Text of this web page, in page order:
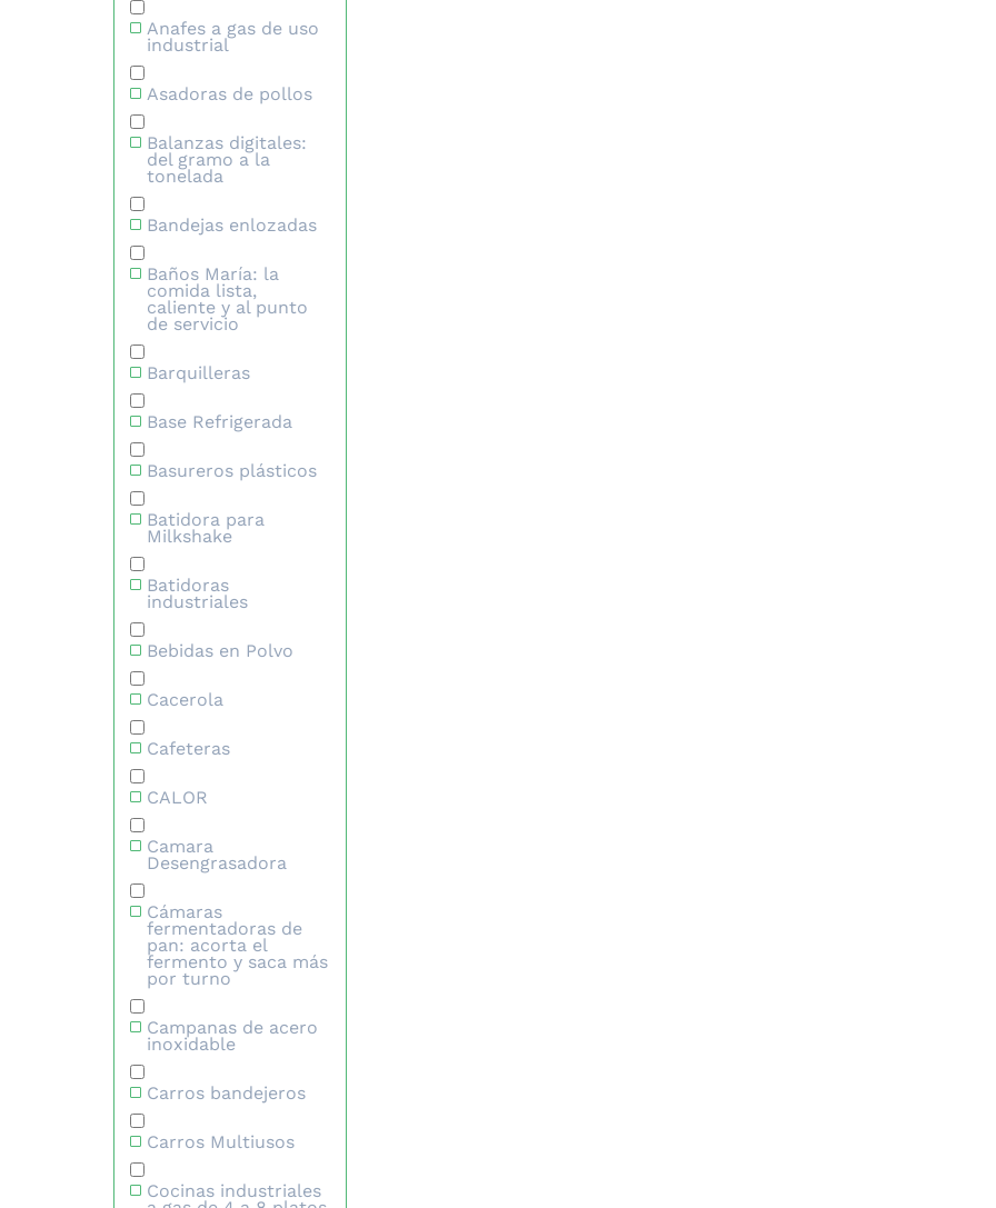
Anafes a gas de uso
industrial
Asadoras de pollos
Balanzas digitales:
del gramo a la
tonelada
Bandejas enlozadas
Baños María: la
comida lista,
caliente y al punto
de servicio
Barquilleras
Base Refrigerada
Basureros plásticos
Batidora para
Milkshake
Batidoras
industriales
Bebidas en Polvo
Cacerola
Cafeteras
CALOR
Camara
Desengrasadora
Cámaras
fermentadoras de
pan: acorta el
fermento y saca más
por turno
Campanas de acero
inoxidable
Carros bandejeros
Carros Multiusos
Cocinas industriales